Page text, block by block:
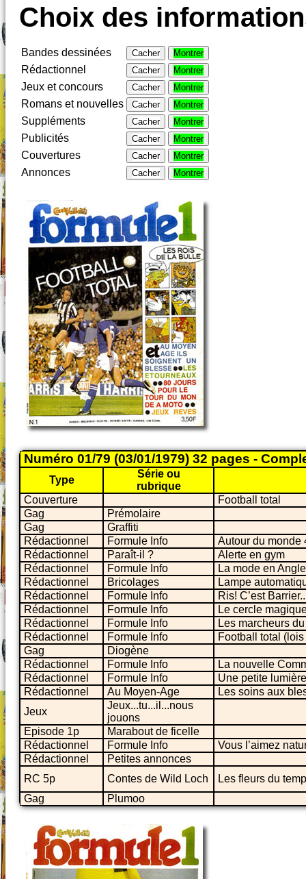
Choix des
Bandes dessinées Cacher Montrer
Rédactionnel Cacher Montrer
Jeux et concours Cacher Montrer
Romans et nouvelles Cacher Montrer
Suppléments Cacher Montrer
Publicités Cacher Montrer
Couvertures Cacher Montrer
Annonces Cacher Montrer
Numéro 01/79 (03/01/1979) 32 pages -
Type
Série ou
rubrique
Couverture
Football total
Gag
Prémolaire
Gag
Graffiti
Rédactionnel
Formule Info
Autour du monde
Rédactionnel
Paraît-il ?
Alerte en gym
Rédactionnel
Formule Info
La mode en
Rédactionnel
Bricolages
Lampe
Rédactionnel
Formule Info
Ris! C’est
Rédactionnel
Formule Info
Le cercle
Rédactionnel
Formule Info
Les marcheurs
Rédactionnel
Formule Info
Football total
Gag
Diogène
Rédactionnel
Formule Info
La nouvelle
Rédactionnel
Formule Info
Une petite lumière
Rédactionnel
Au Moyen-Age
Les soins aux
Jeux
Jeux...tu...il...nous
jouons
Episode 1p
Marabout de ficelle
Rédactionnel
Formule Info
Vous l’aimez
Rédactionnel
Petites annonces
RC 5p
Contes de Wild Loch
Les fleurs du
Gag
Plumoo